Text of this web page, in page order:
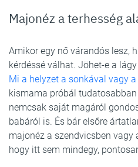
Majonéz a terhesség
Amikor egy nő várandós lesz,
kérdéssé válhat. Jöhet-e a
Mi a helyzet a sonkával vagy
kismama próbál
nemcsak saját magáról
babáról is. És bár elsőre
majonéz a szendvicsben vagy
hogy itt sem mindegy,